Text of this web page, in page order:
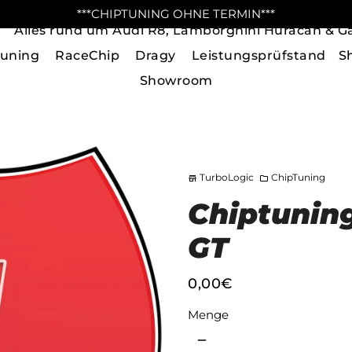
***CHIPTUNING OHNE TERMIN***
Alles rund um Audi R8, Lamborghini Huracan &
RaceChip Dragy Leistungsprüfstand
Showroom
store TurboLogic folder ChipTuning
GT
0,00€
Menge
remove